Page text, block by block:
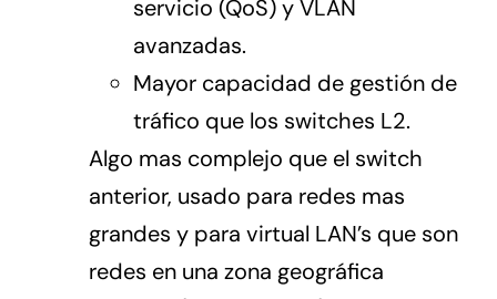
servicio (QoS) y VLAN
avanzadas.
Mayor capacidad de gestión de
tráfico que los switches L2.
Algo mas complejo que el switch
anterior, usado para redes mas
grandes y para virtual LAN’s que son
redes en una zona geográfica